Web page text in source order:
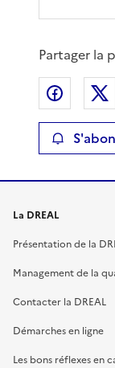
Partager la
La DREAL
Présentation de la
Management de la
Contacter la DREAL
Démarches en ligne
Les bons réflexes en